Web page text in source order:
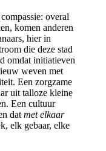
overal
komen anderen
hier in
die deze stad
omdat initiatieven
weven met
Een zorgzame
uit talloze kleine
Een cultuur
datmet elkaar
elk gebaar, elke